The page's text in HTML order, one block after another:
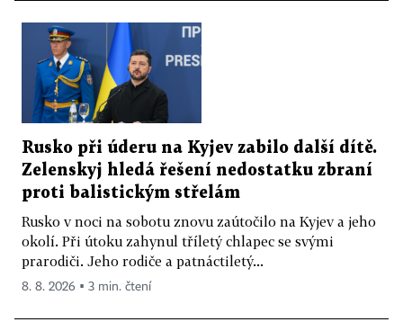
Rusko při úderu na Kyjev zabilo další dítě.
Zelenskyj hledá řešení nedostatku zbraní
proti balistickým střelám
Rusko v noci na sobotu znovu zaútočilo na Kyjev a jeho
okolí. Při útoku zahynul tříletý chlapec se svými
prarodiči. Jeho rodiče a patnáctiletý...
8. 8. 2026 ▪ 3 min. čtení